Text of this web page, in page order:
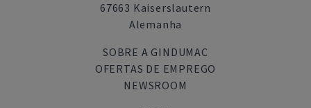
67663 Kaiserslautern
Alemanha
SOBRE A GINDUMAC
OFERTAS DE EMPREGO
NEWSROOM